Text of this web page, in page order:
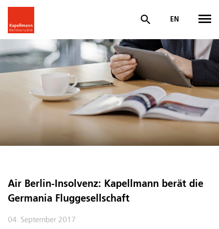
EN
Air Berlin-Insolvenz: Kapellmann berät die
Germania Fluggesellschaft
04. September 2017